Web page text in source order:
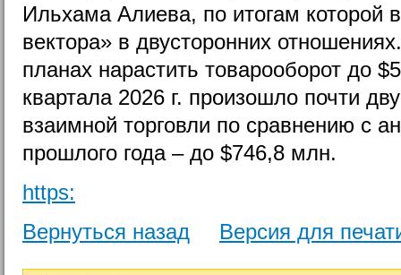
Ильхама Алиева, по итогам которой
вектора» в двусторонних
планах нарастить товарооборот до
квартала 2026 г. произошло почти
взаимной торговли по сравнению с
прошлого года – до $746,8 млн.
https:
Вернуться назад
Версия для